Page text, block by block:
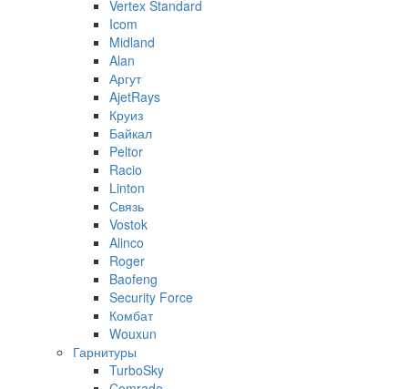
Vertex Standard
Icom
Midland
Alan
Аргут
AjetRays
Круиз
Байкал
Peltor
Racio
Linton
Связь
Vostok
Alinco
Roger
Baofeng
Security Force
Комбат
Wouxun
Гарнитуры
TurboSky